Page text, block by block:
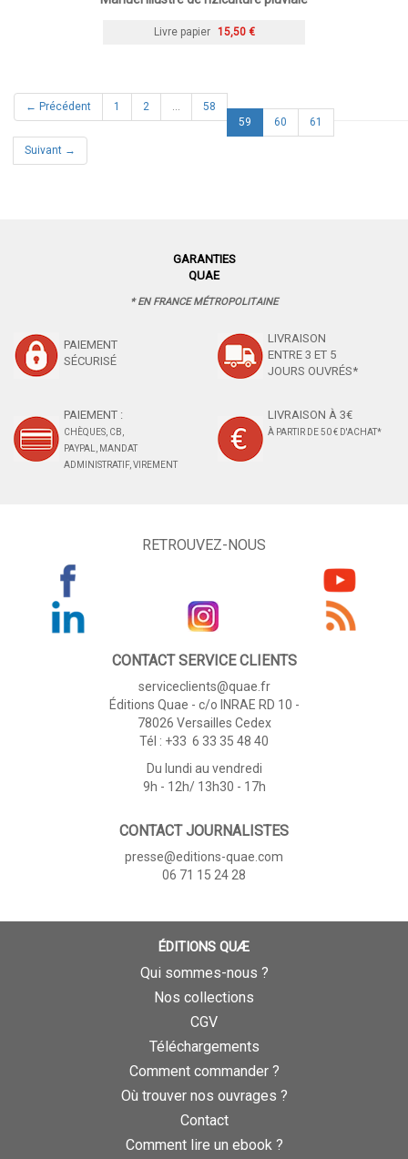
Livre papier 15,50 €
← Précédent 1 2 …
58
59 (current)
60 61
Suivant →
GARANTIES
QUAE
* EN FRANCE MÉTROPOLITAINE
PAIEMENT
SÉCURISÉ
LIVRAISON
ENTRE 3 ET 5
JOURS OUVRÉS*
PAIEMENT :
CHÈQUES, CB,
PAYPAL, MANDAT
ADMINISTRATIF, VIREMENT
LIVRAISON À 3€
À PARTIR DE 50 € D'ACHAT*
RETROUVEZ-NOUS
CONTACT SERVICE CLIENTS
serviceclients@quae.fr
Éditions Quae - c/o INRAE RD 10 -
78026 Versailles Cedex
Tél : +33 6 33 35 48 40
Du lundi au vendredi
9h - 12h/ 13h30 - 17h
CONTACT JOURNALISTES
presse@editions-quae.com
06 71 15 24 28
ÉDITIONS QUÆ
Qui sommes-nous ?
Nos collections
CGV
Téléchargements
Comment commander ?
Où trouver nos ouvrages ?
Contact
Comment lire un ebook ?